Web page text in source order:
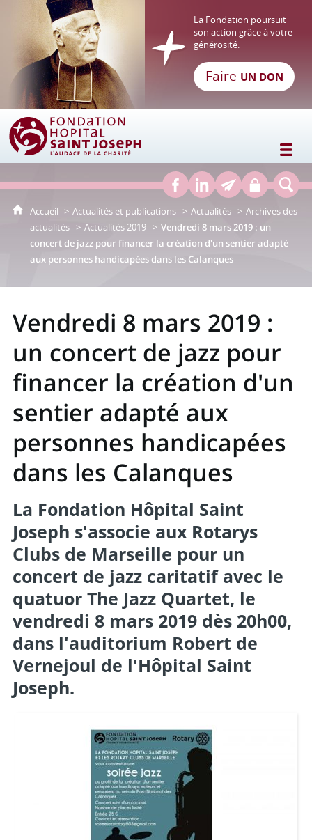
Fondation Hôpital Saint Joseph
La Fondation poursuit
son action grâce à votre
générosité.
Faire UN DON
Accueil Actualités et publications Actualités
Archives des
actualités
Actualités 2019
Vendredi 8 mars 2019 : un
concert de jazz pour financer la création d'un sentier adapté
aux personnes handicapées dans les Calanques
Vendredi 8 mars 2019 :
un concert de jazz pour
financer la création d'un
sentier adapté aux
personnes handicapées
dans les Calanques
La Fondation Hôpital Saint
Joseph s'associe aux Rotarys
Clubs de Marseille pour un
concert de jazz caritatif avec le
quatuor The Jazz Quartet, le
vendredi 8 mars 2019 dès 20h00,
dans l'auditorium Robert de
Vernejoul de l'Hôpital Saint
Joseph.